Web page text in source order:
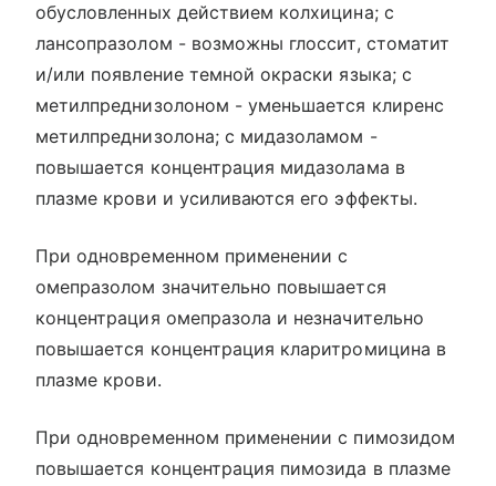
обусловленных действием колхицина; с
лансопразолом - возможны глоссит, стоматит
и/или появление темной окраски языка; с
метилпреднизолоном - уменьшается клиренс
метилпреднизолона; с мидазоламом -
повышается концентрация мидазолама в
плазме крови и усиливаются его эффекты.
При одновременном применении с
омепразолом значительно повышается
концентрация омепразола и незначительно
повышается концентрация кларитромицина в
плазме крови.
При одновременном применении с пимозидом
повышается концентрация пимозида в плазме